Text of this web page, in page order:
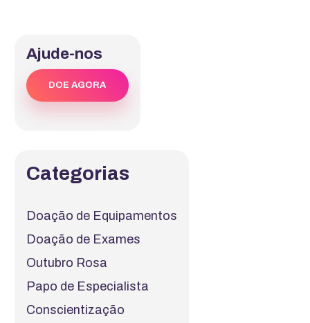
Ajude-nos
DOE AGORA
Categorias
Doação de Equipamentos
Doação de Exames
Outubro Rosa
Papo de Especialista
Conscientização